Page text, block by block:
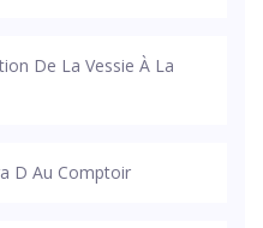
De La Vessie À La
D Au Comptoir